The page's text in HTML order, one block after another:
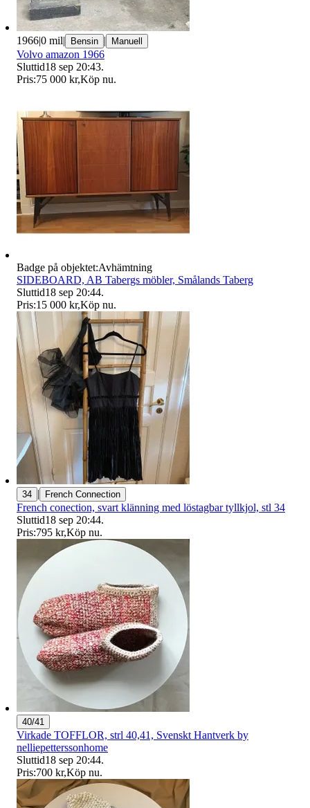
1966|0 mil| Bensin | Manuell
Volvo amazon 1966
Sluttid18 sep 20:43.
Pris:75 000 kr,Köp nu.
Badge på objektet:Avhämtning
SIDEBOARD, AB Tabergs möbler, Smålands Taberg
Sluttid18 sep 20:44.
Pris:15 000 kr,Köp nu.
34 | French Connection
French conection, svart klänning med löstagbar tyllkjol, stl 34
Sluttid18 sep 20:44.
Pris:795 kr,Köp nu.
40/41
Virkade TOFFLOR, strl 40,41, Svenskt Hantverk by
nelliepetterssonhome
Sluttid18 sep 20:44.
Pris:700 kr,Köp nu.